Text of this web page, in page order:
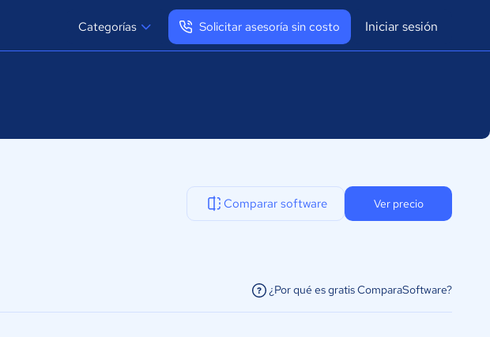
Categorías Solicitar asesoría sin costo Iniciar sesión
Comparar software Ver precio
¿Por qué es gratis ComparaSoftware?